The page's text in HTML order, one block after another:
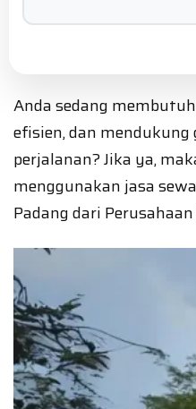
Anda sedang
efisien, dan
perjalanan? Jika ya,
menggunakan jasa
Padang dari